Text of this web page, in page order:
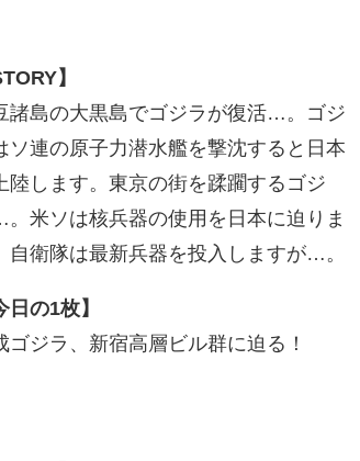
】
諸島の大黒島でゴジラが復活…。ゴジ
ソ連の原子力潜水艦を撃沈すると日本
陸します。東京の街を蹂躙するゴジ
米ソは核兵器の使用を日本に迫りま
自衛隊は最新兵器を投入しますが…。
日の1枚】
ゴジラ、新宿高層ビル群に迫る！